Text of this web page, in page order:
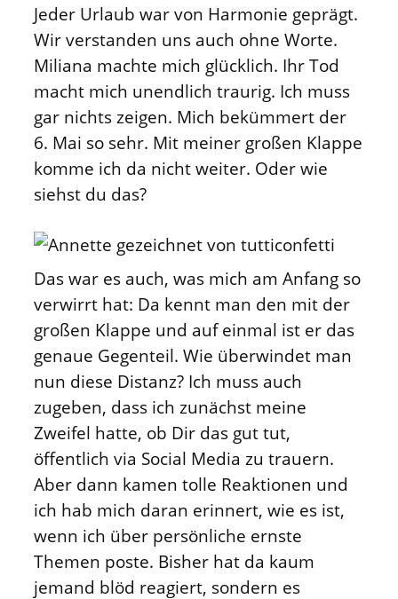
Jeder Urlaub war von Harmonie geprägt.
Wir verstanden uns auch ohne Worte.
Miliana machte mich glücklich. Ihr Tod
macht mich unendlich traurig. Ich muss
gar nichts zeigen. Mich bekümmert der
6. Mai so sehr. Mit meiner großen Klappe
komme ich da nicht weiter. Oder wie
siehst du das?
Das war es auch, was mich am Anfang so
verwirrt hat: Da kennt man den mit der
großen Klappe und auf einmal ist er das
genaue Gegenteil. Wie überwindet man
nun diese Distanz? Ich muss auch
zugeben, dass ich zunächst meine
Zweifel hatte, ob Dir das gut tut,
öffentlich via Social Media zu trauern.
Aber dann kamen tolle Reaktionen und
ich hab mich daran erinnert, wie es ist,
wenn ich über persönliche ernste
Themen poste. Bisher hat da kaum
jemand blöd reagiert, sondern es